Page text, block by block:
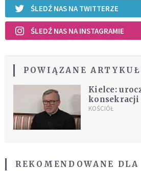
ŚLEDŹ NAS NA TWITTERZE
ŚLEDŹ NAS NA INSTAGRAMIE
POWIĄZANE
Kielce:
konsekracji
Andrzeja
KOŚCIÓŁ
REKOMENDOWANE